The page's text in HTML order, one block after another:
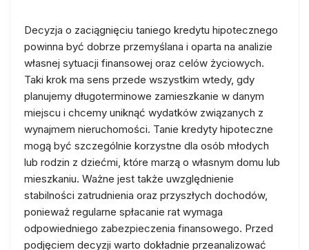
Decyzja o zaciągnięciu taniego kredytu hipotecznego
powinna być dobrze przemyślana i oparta na analizie
własnej sytuacji finansowej oraz celów życiowych.
Taki krok ma sens przede wszystkim wtedy, gdy
planujemy długoterminowe zamieszkanie w danym
miejscu i chcemy uniknąć wydatków związanych z
wynajmem nieruchomości. Tanie kredyty hipoteczne
mogą być szczególnie korzystne dla osób młodych
lub rodzin z dziećmi, które marzą o własnym domu lub
mieszkaniu. Ważne jest także uwzględnienie
stabilności zatrudnienia oraz przyszłych dochodów,
ponieważ regularne spłacanie rat wymaga
odpowiedniego zabezpieczenia finansowego. Przed
podjęciem decyzji warto dokładnie przeanalizować